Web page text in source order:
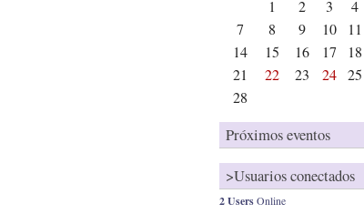
1 2 3 4
7
8 9 10 11
14
15 16 17 18
21
22 23 24 25
28
Próximos eventos
>Usuarios conectados
2 UsersOnline